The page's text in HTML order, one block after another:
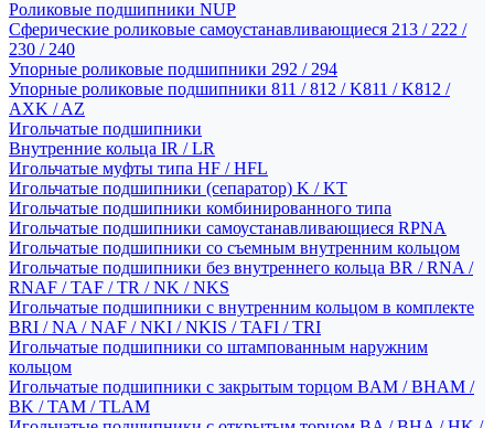
Роликовые подшипники NUP
Сферические роликовые самоустанавливающиеся 213 / 222 /
230 / 240
Упорные роликовые подшипники 292 / 294
Упорные роликовые подшипники 811 / 812 / K811 / K812 /
AXK / AZ
Игольчатые подшипники
Внутренние кольца IR / LR
Игольчатые муфты типа HF / HFL
Игольчатые подшипники (сепаратор) K / KT
Игольчатые подшипники комбинированного типа
Игольчатые подшипники самоустанавливающиеся RPNA
Игольчатые подшипники со съемным внутренним кольцом
Игольчатые подшипники без внутреннего кольца BR / RNA /
RNAF / TAF / TR / NK / NKS
Игольчатые подшипники с внутренним кольцом в комплекте
BRI / NA / NAF / NKI / NKIS / TAFI / TRI
Игольчатые подшипники со штампованным наружним
кольцом
Игольчатые подшипники с закрытым торцом BAM / BHAM /
BK / TAM / TLAM